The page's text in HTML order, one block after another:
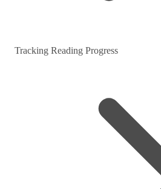
Tracking Reading Progress